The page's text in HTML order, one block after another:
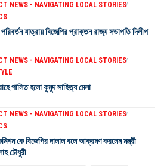
NEWS - NAVIGATING LOCAL STORIES
পরিবর্তন যাত্রায় বিজেপির প্রাক্তন রাজ্য সভাপতি দিলীপ
NEWS - NAVIGATING LOCAL STORIES
পালিত হলো কুমুদ সাহিত্য মেলা
NEWS - NAVIGATING LOCAL STORIES
কমিশন কে বিজেপির দালাল বলে আক্রমণ করলেন মন্ত্রী
চৌধুরী